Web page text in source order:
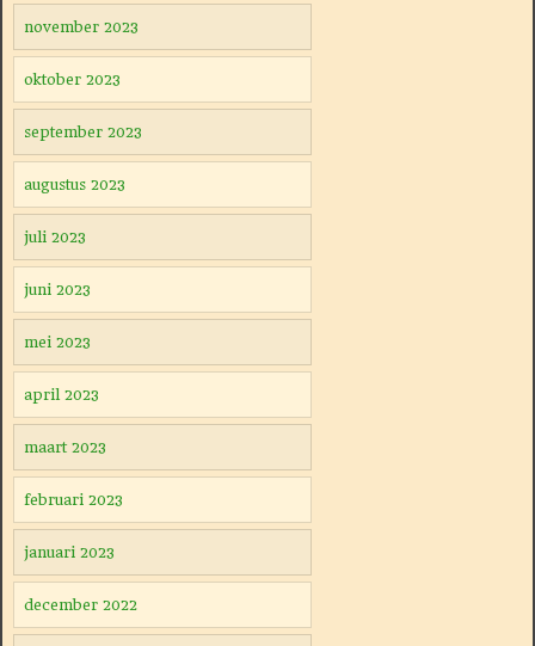
november 2023
oktober 2023
september 2023
augustus 2023
juli 2023
juni 2023
mei 2023
april 2023
maart 2023
februari 2023
januari 2023
december 2022